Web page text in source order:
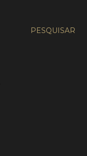
PESQUISAR